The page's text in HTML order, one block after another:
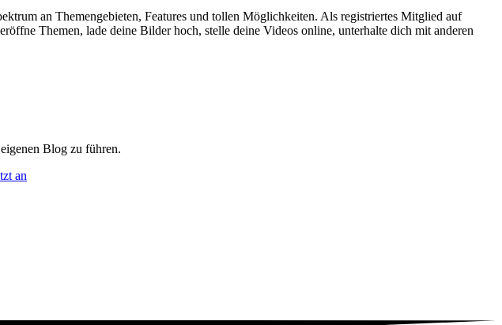
an Themengebieten, Features und tollen Möglichkeiten. Als registriertes Mitglied auf
Themen, lade deine Bilder hoch, stelle deine Videos online, unterhalte dich mit anderen
Blog zu führen.
an